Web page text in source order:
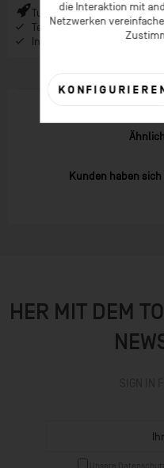
Turbo-Versand (*) bei
Telefonberatung ab 08:00
Inspiration im Coaching-
Kunden haben
HER MIT DEM
die Interaktion mit
Netzwerken